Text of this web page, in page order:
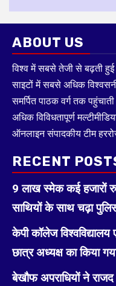
ABOUT US
विश्व में सबसे तेजी से बढ़ती हुई
साइटों में सबसे अधिक
समर्पित पाठक वर्ग तक
अधिक विविधतापूर्ण
ऑनलाइन संपादकीय टीम
RECENT
9 लाख स्मेक कई हजारों
साथियों के साथ चढ़ा
केपी कॉलेज
छात्र अध्यक्ष का किया
बेखौफ अपराधियों ने